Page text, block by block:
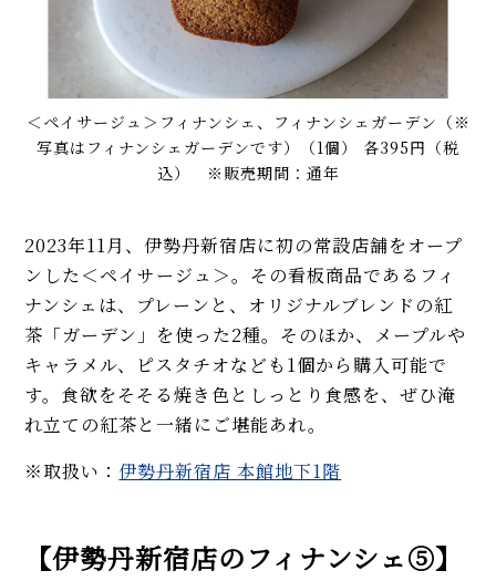
＜ペイサージュ＞フィナンシェ、フィナンシェガーデン（※
写真はフィナンシェガーデンです）（1個） 各395円（税
込） ※販売期間：通年
2023年11月、伊勢丹新宿店に初の常設店舗をオープ
ンした＜ペイサージュ＞。その看板商品であるフィ
ナンシェは、プレーンと、オリジナルブレンドの紅
茶「ガーデン」を使った2種。そのほか、メープルや
キャラメル、ピスタチオなども1個から購入可能で
す。食欲をそそる焼き色としっとり食感を、ぜひ淹
れ立ての紅茶と一緒にご堪能あれ。
※取扱い： 伊勢丹新宿店 本館地下1階
【伊勢丹新宿店のフィナンシェ⑤】